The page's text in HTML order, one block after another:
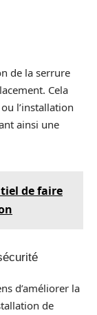
de la serrure
Cela
l’installation
ainsi une
de faire
d’améliorer la
de